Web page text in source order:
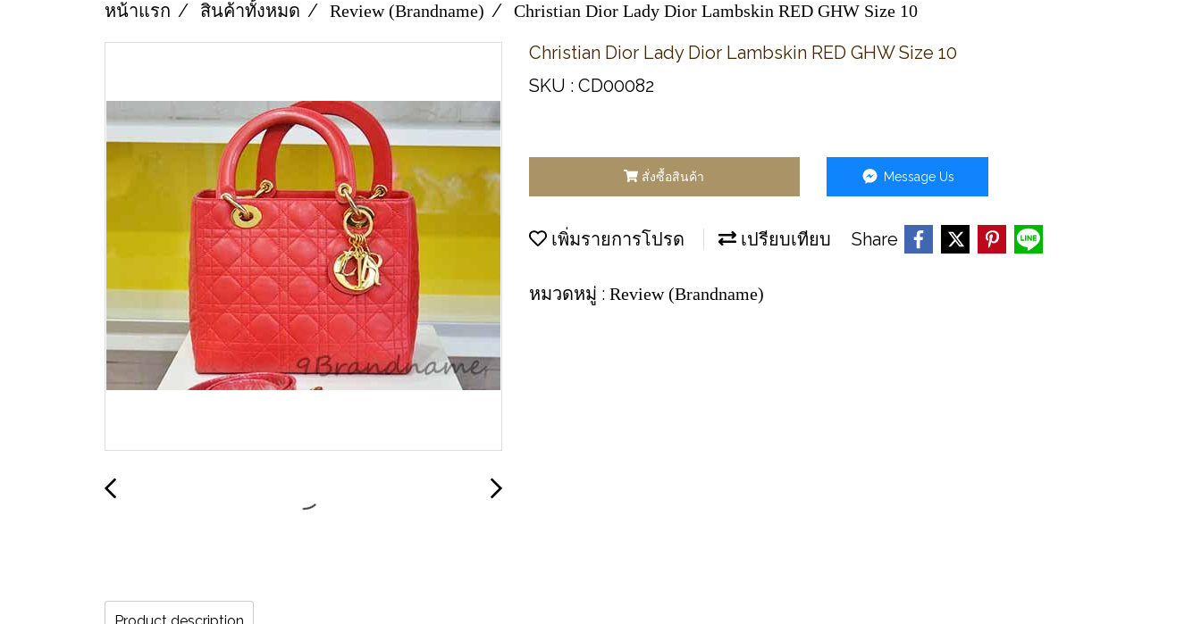
หน้าแรก สินค้าทั้งหมด Review (Brandname) Christian Dior Lady Dior Lambskin RED GHW Size 10
Christian Dior Lady Dior Lambskin RED GHW Size 10
SKU : CD00082
สั่งซื้อสินค้า Message Us
เพิ่มรายการโปรด เปรียบเทียบ Share
หมวดหมู่ : Review (Brandname)